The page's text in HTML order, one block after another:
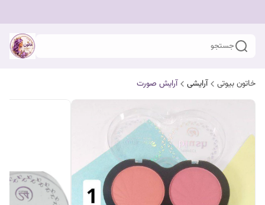
جستجو
خاتون بیوتی آرایشی آرایش صورت